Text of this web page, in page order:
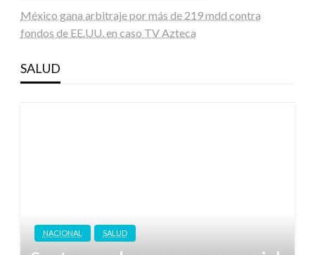
México gana arbitraje por más de 219 mdd contra
fondos de EE.UU. en caso TV Azteca
SALUD
NACIONAL SALUD